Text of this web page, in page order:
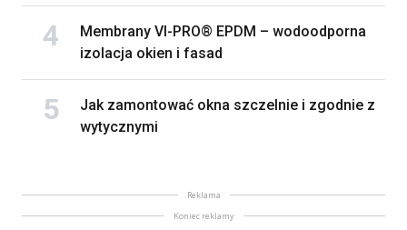
Membrany VI-PRO® EPDM – wodoodporna
izolacja okien i fasad
Jak zamontować okna szczelnie i zgodnie z
wytycznymi
Reklama
Koniec reklamy